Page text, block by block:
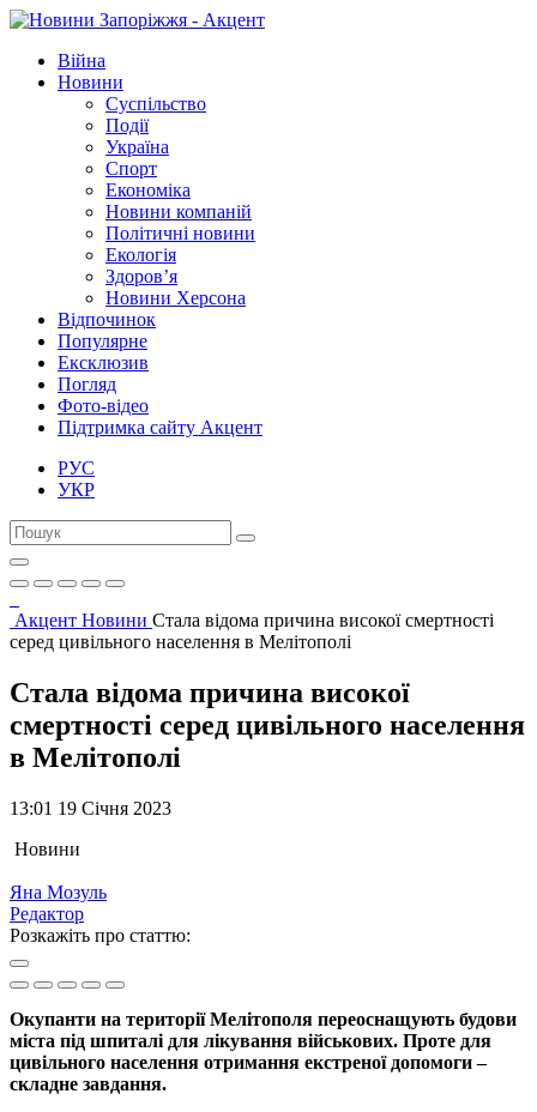
Війна
Новини
Суспільство
Події
Україна
Спорт
Економіка
Новини компаній
Політичні новини
Екологія
Здоров’я
Новини Херсона
Відпочинок
Популярне
Ексклюзив
Погляд
Фото-відео
Підтримка сайту Акцент
РУС
УКР
Акцент Новини Стала відома причина високої смертності
серед цивільного населення в Мелітополі
Стала відома причина високої
смертності серед цивільного населення
в Мелітополі
13:01 19 Січня 2023
Новини
Яна Мозуль
Редактор
Розкажіть про статтю:
Окупанти на території Мелітополя переоснащують будови
міста під шпиталі для лікування військових. Проте для
цивільного населення отримання екстреної допомоги –
складне завдання.